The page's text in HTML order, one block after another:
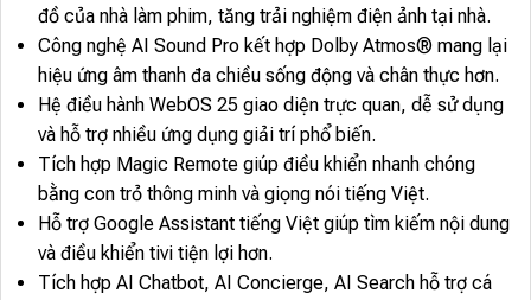
đồ của nhà làm phim, tăng trải nghiệm điện ảnh tại nhà.
Công nghệ AI Sound Pro kết hợp Dolby Atmos® mang lại
hiệu ứng âm thanh đa chiều sống động và chân thực hơn.
Hệ điều hành WebOS 25 giao diện trực quan, dễ sử dụng
và hỗ trợ nhiều ứng dụng giải trí phổ biến.
Tích hợp Magic Remote giúp điều khiển nhanh chóng
bằng con trỏ thông minh và giọng nói tiếng Việt.
Hỗ trợ Google Assistant tiếng Việt giúp tìm kiếm nội dung
và điều khiển tivi tiện lợi hơn.
Tích hợp AI Chatbot, AI Concierge, AI Search hỗ trợ cá